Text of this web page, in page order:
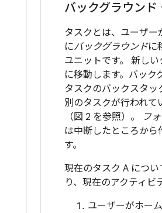
バックグラウンド
タスクとは、ユーザー
にバックグラウンドに
ユニットです。 新し
に移動します。バック
タスクのバックスタッ
別のタスクが行われて
（図 2 を参照）。
フ
は中断したところから
す。
現在のタスク A につ
り、現在のアクティビ
ユーザーがホー